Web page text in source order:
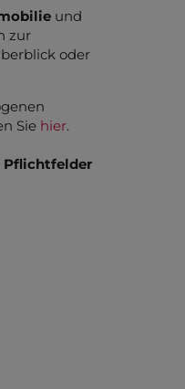
und
zur
oder
Sie hier.
Pflichtfelder